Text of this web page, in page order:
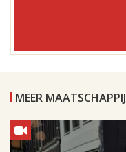
MEER MAATSCHAPPIJ